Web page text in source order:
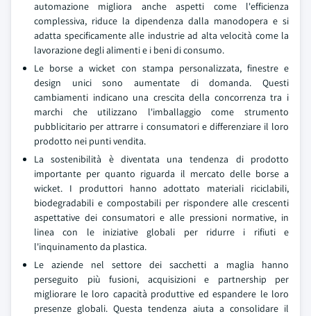
automazione migliora anche aspetti come l'efficienza
complessiva, riduce la dipendenza dalla manodopera e si
adatta specificamente alle industrie ad alta velocità come la
lavorazione degli alimenti e i beni di consumo.
Le borse a wicket con stampa personalizzata, finestre e
design unici sono aumentate di domanda. Questi
cambiamenti indicano una crescita della concorrenza tra i
marchi che utilizzano l'imballaggio come strumento
pubblicitario per attrarre i consumatori e differenziare il loro
prodotto nei punti vendita.
La sostenibilità è diventata una tendenza di prodotto
importante per quanto riguarda il mercato delle borse a
wicket. I produttori hanno adottato materiali riciclabili,
biodegradabili e compostabili per rispondere alle crescenti
aspettative dei consumatori e alle pressioni normative, in
linea con le iniziative globali per ridurre i rifiuti e
l'inquinamento da plastica.
Le aziende nel settore dei sacchetti a maglia hanno
perseguito più fusioni, acquisizioni e partnership per
migliorare le loro capacità produttive ed espandere le loro
presenze globali. Questa tendenza aiuta a consolidare il